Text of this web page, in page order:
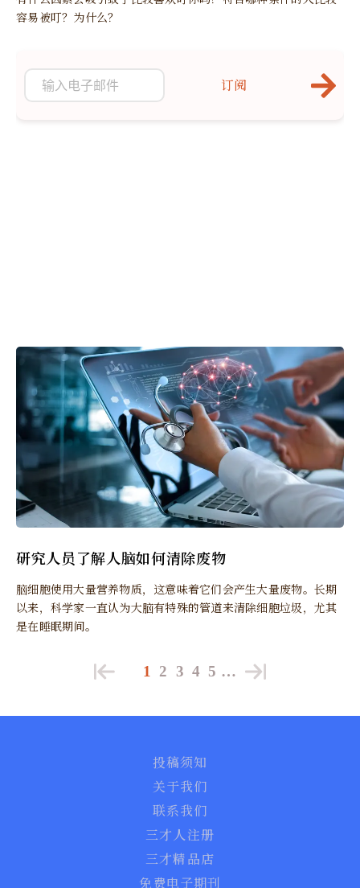
容易被叮？为什么？
研究人员了解人脑如何清除废物
脑细胞使用大量营养物质，这意味着它们会产生大量废物。长期
以来，科学家一直认为大脑有特殊的管道来清除细胞垃圾，尤其
是在睡眠期间。
订阅
1 2 3 4 5 …
投稿须知
关于我们
联系我们
三才人注册
三才精品店
免费电子期刊